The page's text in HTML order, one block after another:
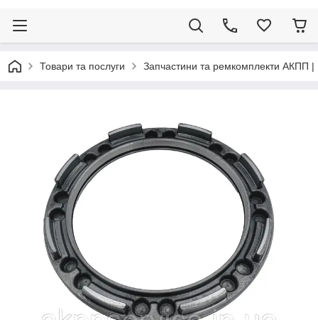
Товари та послуги Запчастини та ремкомплекти АКПП |